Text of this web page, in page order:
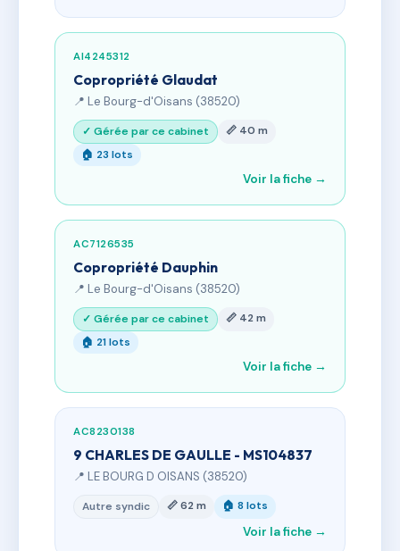
AI4245312
Copropriété Glaudat
📍 Le Bourg-d'Oisans (38520)
✓ Gérée par ce cabinet
📏 40 m
🏠 23 lots
Voir la fiche →
AC7126535
Copropriété Dauphin
📍 Le Bourg-d'Oisans (38520)
✓ Gérée par ce cabinet
📏 42 m
🏠 21 lots
Voir la fiche →
AC8230138
9 CHARLES DE GAULLE - MS104837
📍 LE BOURG D OISANS (38520)
Autre syndic 📏 62 m 🏠 8 lots
Voir la fiche →